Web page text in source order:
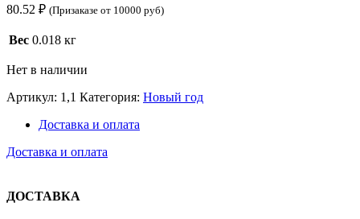
80.52 ₽ (Призаказе от 10000 руб)
Вес 0.018 кг
Нет в наличии
Артикул: 1,1 Категория: Новый год
Доставка и оплата
Доставка и оплата
ДОСТАВКА